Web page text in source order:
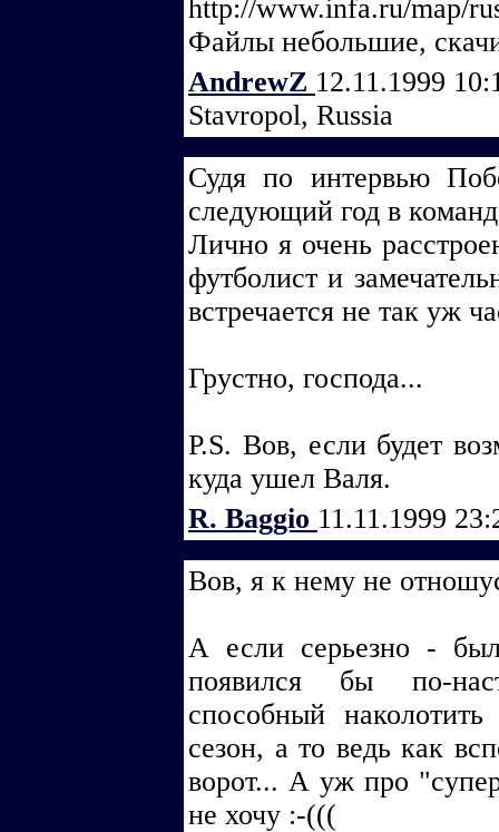
http://www.infa.ru/map/
Файлы небольшие,
AndrewZ 12.11.1999
Stavropol, Russia
Судя по интервью
следующий год в
Лично я очень
футболист и
встречается не так уж
Грустно, господа...
P.S. Вов, если будет
куда ушел Валя.
R. Baggio 11.11.1999
Вов, я к нему не
А если серьезно -
появился бы по-
способный
сезон, а то ведь как
ворот... А уж про
не хочу :-(((